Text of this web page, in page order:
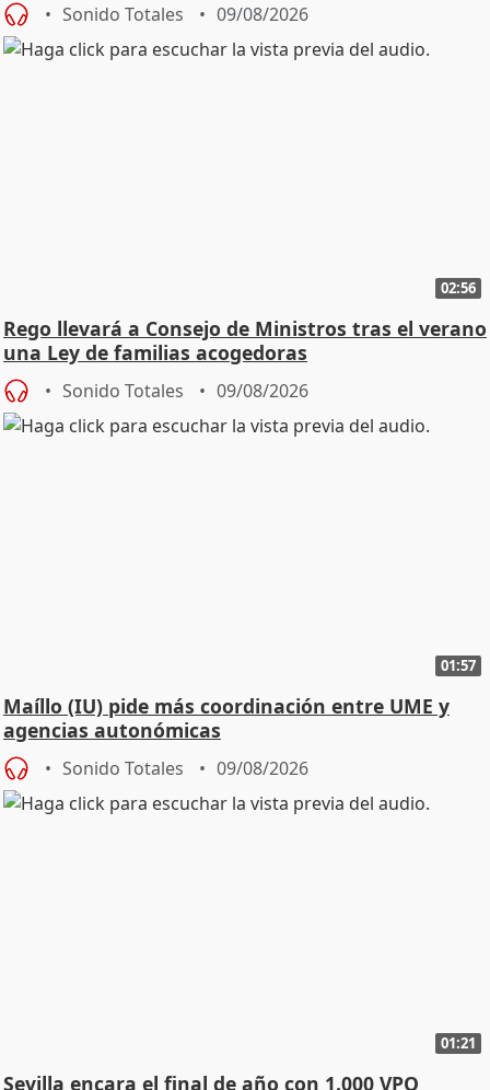
Sonido Totales 09/08/2026
02:56
Rego llevará a Consejo de Ministros tras el verano
una Ley de familias acogedoras
Sonido Totales 09/08/2026
01:57
Maíllo (IU) pide más coordinación entre UME y
agencias autonómicas
Sonido Totales 09/08/2026
01:21
Sevilla encara el final de año con 1.000 VPO